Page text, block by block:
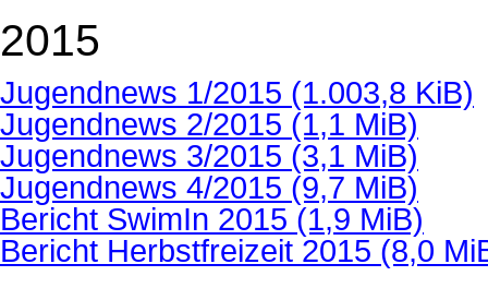
2015
Jugendnews 1/2015 (1.003,8 KiB)
Jugendnews 2/2015 (1,1 MiB)
Jugendnews 3/2015 (3,1 MiB)
Jugendnews 4/2015 (9,7 MiB)
Bericht SwimIn 2015 (1,9 MiB)
Bericht Herbstfreizeit 2015 (8,0